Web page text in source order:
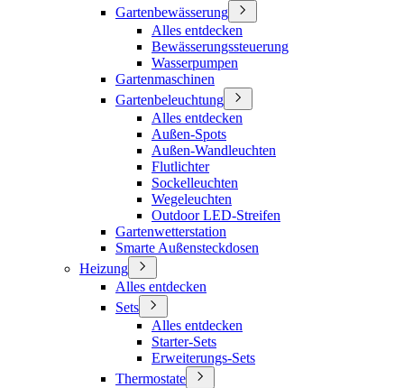
Gartenbewässerung
Alles entdecken
Bewässerungssteuerung
Wasserpumpen
Gartenmaschinen
Gartenbeleuchtung
Alles entdecken
Außen-Spots
Außen-Wandleuchten
Flutlichter
Sockelleuchten
Wegeleuchten
Outdoor LED-Streifen
Gartenwetterstation
Smarte Außensteckdosen
Heizung
Alles entdecken
Sets
Alles entdecken
Starter-Sets
Erweiterungs-Sets
Thermostate